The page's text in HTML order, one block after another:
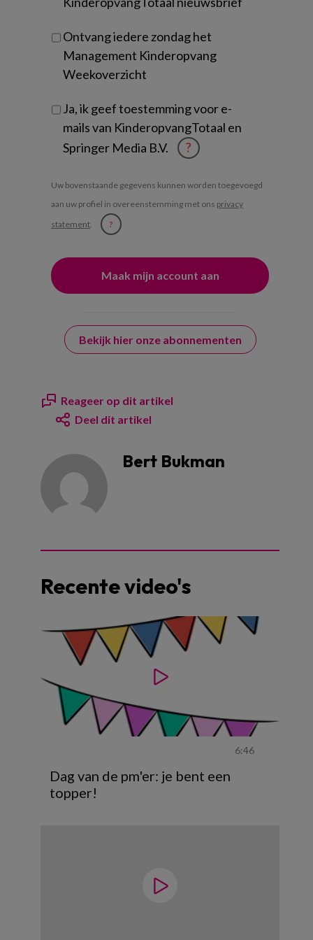
Ontvang iedere zondag het
Management Kinderopvang
Weekoverzicht
Ja, ik geef toestemming voor e-
mails van KinderopvangTotaal en
Springer Media B.V.
?
Uw bovenstaande gegevens kunnen worden toegevoegd
aan uw profiel in overeenstemming met ons privacy
statement. ?
Bekijk hier onze abonnementen
Reageer op dit artikel
Deel dit artikel
Bert Bukman
Recente video's
6:46
Dag van de pm'er: je bent een
topper!